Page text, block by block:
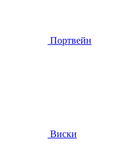
Портвейн
Виски